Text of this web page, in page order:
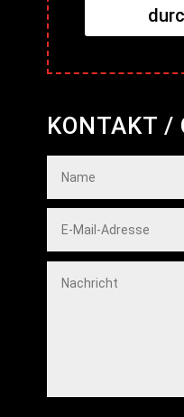
KONTAKT /